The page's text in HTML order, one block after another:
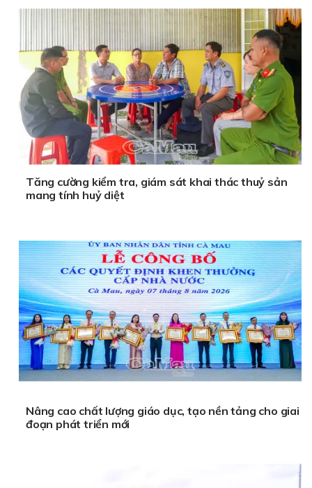
Tăng cường kiểm tra, giám sát khai thác thuỷ sản
mang tính huỷ diệt
Nâng cao chất lượng giáo dục, tạo nền tảng cho giai
đoạn phát triển mới